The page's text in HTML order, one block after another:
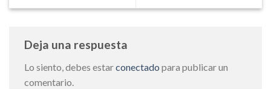
Deja una respuesta
Lo siento, debes estarconectado para publicar un
comentario.